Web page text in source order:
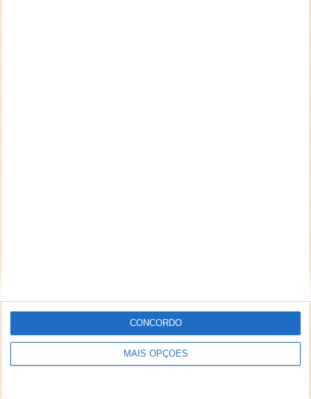
MAIS OPÇÕES
CONCORDO